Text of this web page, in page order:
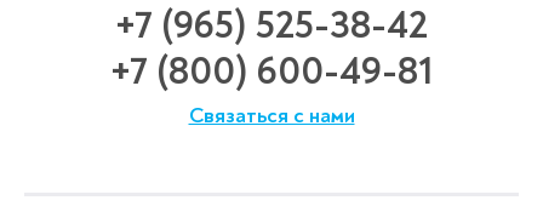
+7 (965) 525-38-42
+7 (800) 600-49-81
Связаться с нами